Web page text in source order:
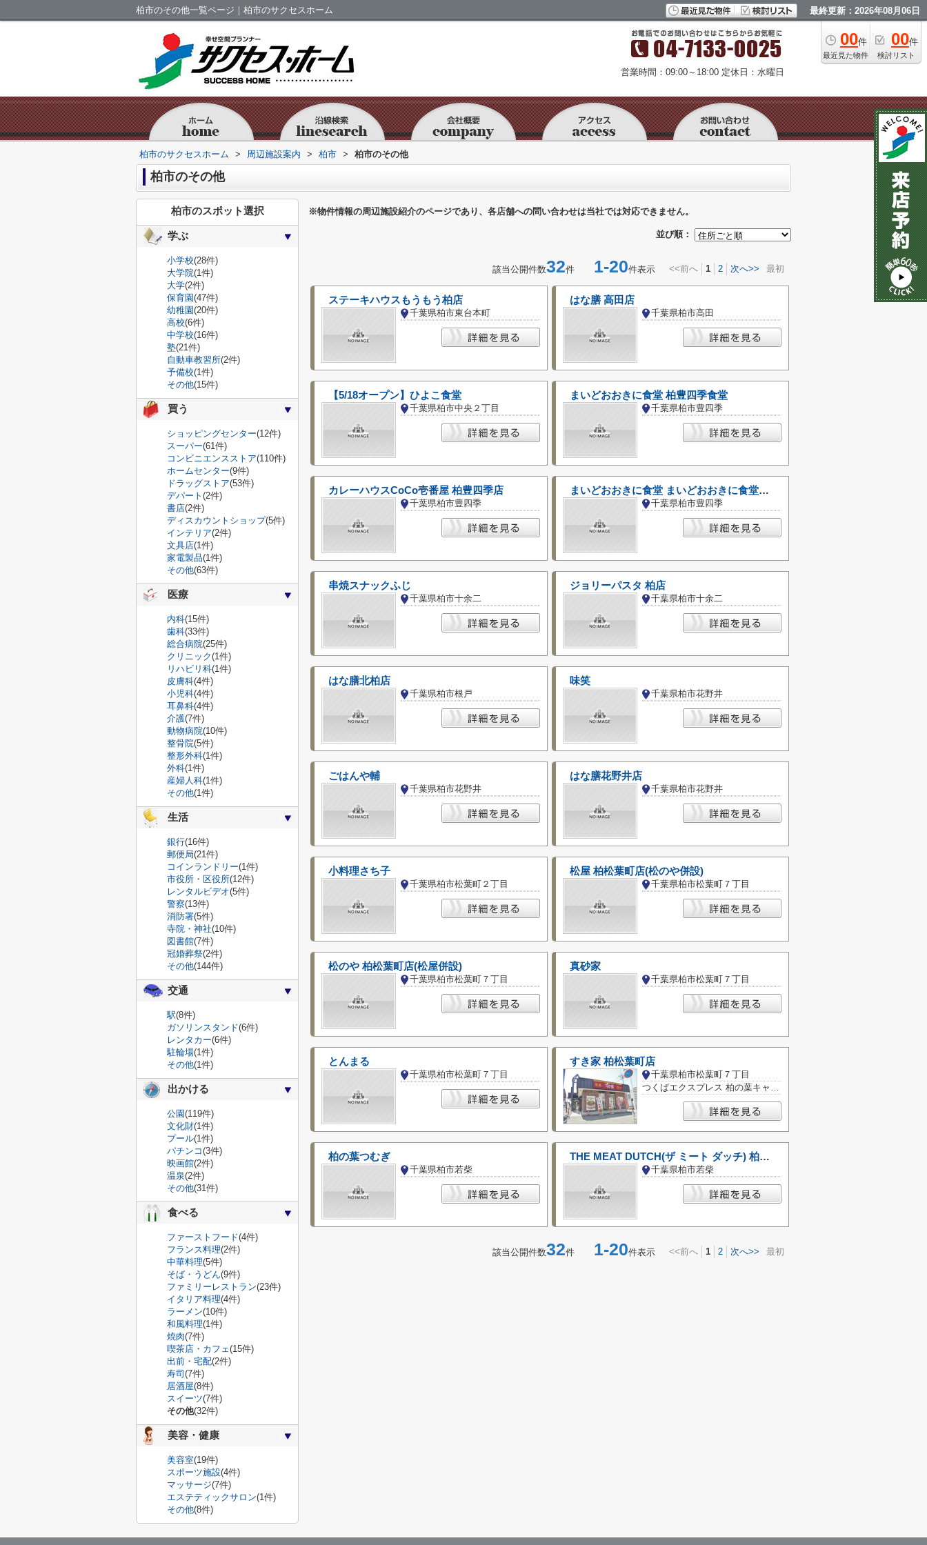
柏市のその他一覧ページ｜柏市のサクセスホーム 最終更新：2026年08月06日
00件
最近見た物件
00件
検討リスト
営業時間：09:00～18:00 定休日：水曜日
柏市のサクセスホーム > 周辺施設案内 > 柏市 > 柏市のその他
柏市のその他
※物件情報の周辺施設紹介のページであり、各店舗への問い合わせは当社では対応できません。
並び順：
該当公開件数32件 1-20件表示 <<前へ 1 2 次へ>> 最初
ステーキハウスもうもう柏店
千葉県柏市東台本町
はな膳 高田店
千葉県柏市高田
【5/18オープン】ひよこ食堂
千葉県柏市中央２丁目
まいどおおきに食堂 柏豊四季食堂
千葉県柏市豊四季
カレーハウスCoCo壱番屋 柏豊四季店
千葉県柏市豊四季
まいどおおきに食堂 まいどおおきに食堂柏豊四季食堂
千葉県柏市豊四季
串焼スナックふじ
千葉県柏市十余二
ジョリーパスタ 柏店
千葉県柏市十余二
はな膳北柏店
千葉県柏市根戸
味笑
千葉県柏市花野井
ごはんや輔
千葉県柏市花野井
はな膳花野井店
千葉県柏市花野井
小料理さち子
千葉県柏市松葉町２丁目
松屋 柏松葉町店(松のや併設)
千葉県柏市松葉町７丁目
松のや 柏松葉町店(松屋併設)
千葉県柏市松葉町７丁目
真砂家
千葉県柏市松葉町７丁目
とんまる
千葉県柏市松葉町７丁目
すき家 柏松葉町店
千葉県柏市松葉町７丁目
つくばエクスプレス 柏の葉キャンパス駅
柏の葉つむぎ
千葉県柏市若柴
THE MEAT DUTCH(ザ ミート ダッチ) 柏の葉キャンパス店
千葉県柏市若柴
該当公開件数32件 1-20件表示 <<前へ 1 2 次へ>> 最初
柏市のスポット選択
学ぶ
小学校(28件)
大学院(1件)
大学(2件)
保育園(47件)
幼稚園(20件)
高校(6件)
中学校(16件)
塾(21件)
自動車教習所(2件)
予備校(1件)
その他(15件)
買う
ショッピングセンター(12件)
スーパー(61件)
コンビニエンスストア(110件)
ホームセンター(9件)
ドラッグストア(53件)
デパート (2件)
書店(2件)
ディスカウントショップ(5件)
インテリア(2件)
文具店(1件)
家電製品(1件)
その他(63件)
医療
内科(15件)
歯科(33件)
総合病院(25件)
クリニック(1件)
リハビリ科(1件)
皮膚科(4件)
小児科(4件)
耳鼻科(4件)
介護(7件)
動物病院(10件)
整骨院(5件)
整形外科(1件)
外科(1件)
産婦人科(1件)
その他(1件)
生活
銀行(16件)
郵便局(21件)
コインランドリー(1件)
市役所・区役所(12件)
レンタルビデオ(5件)
警察(13件)
消防署(5件)
寺院・神社(10件)
図書館(7件)
冠婚葬祭(2件)
その他(144件)
交通
駅(8件)
ガソリンスタンド(6件)
レンタカー(6件)
駐輪場(1件)
その他(1件)
出かける
公園(119件)
文化財(1件)
プール(1件)
パチンコ(3件)
映画館(2件)
温泉(2件)
その他(31件)
食べる
ファーストフード(4件)
フランス料理(2件)
中華料理(5件)
そば・うどん(9件)
ファミリーレストラン(23件)
イタリア料理(4件)
ラーメン(10件)
和風料理(1件)
焼肉(7件)
喫茶店・カフェ(15件)
出前・宅配(2件)
寿司 (7件)
居酒屋(8件)
スイーツ(7件)
その他(32件)
美容・健康
美容室(19件)
スポーツ施設(4件)
マッサージ(7件)
エステティックサロン(1件)
その他(8件)